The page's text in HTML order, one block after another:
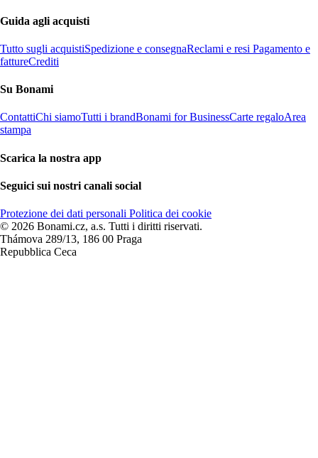
Guida agli acquisti
Tutto sugli acquistiSpedizione e consegnaReclami e resi Pagamento e
fattureCrediti
Su Bonami
ContattiChi siamoTutti i brandBonami for BusinessCarte regaloArea
stampa
Scarica la nostra app
Seguici sui nostri canali social
Protezione dei dati personali Politica dei cookie
© 2026 Bonami.cz, a.s. Tutti i diritti riservati.
Thámova 289/13, 186 00 Praga
Repubblica Ceca